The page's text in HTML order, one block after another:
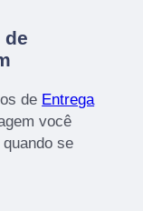
de
de Entrega
você
se